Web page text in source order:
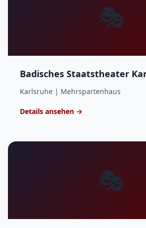
🎭
Badisches Staatstheater
Karlsruhe | Mehrspartenhaus
Details ansehen →
🎭